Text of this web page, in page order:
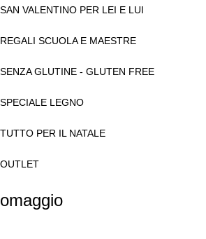
SAN VALENTINO PER LEI E LUI
REGALI SCUOLA E MAESTRE
SENZA GLUTINE - GLUTEN FREE
SPECIALE LEGNO
TUTTO PER IL NATALE
OUTLET
omaggio